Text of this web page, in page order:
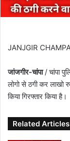
JANJGIR
जांजगीर-चांपा/ चांपा
लोगो से ठगी कर लाखो
किया गिरफ्तार किया है।
Related Articles